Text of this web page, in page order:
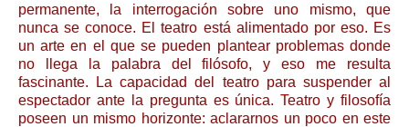
permanente, la interrogación sobre uno mismo, que
nunca se conoce. El teatro está alimentado por eso. Es
un arte en el que se pueden plantear problemas donde
no llega la palabra del filósofo, y eso me resulta
fascinante. La capacidad del teatro para suspender al
espectador ante la pregunta es única. Teatro y filosofía
poseen un mismo horizonte: aclararnos un poco en este